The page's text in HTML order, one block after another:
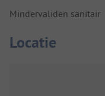
Mindervaliden sanitair
Locatie